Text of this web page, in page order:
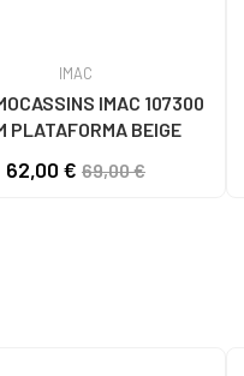
IMAC
IMAC 107300
PLATAFORMA BEIGE
62,00 € 69,00 €